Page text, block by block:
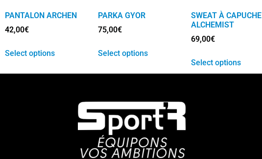
PANTALON ARCHEN
42,00€
Select options
PARKA GYOR
75,00€
Select options
SWEAT À CAPUCHE
ALCHEMIST
69,00€
Select options